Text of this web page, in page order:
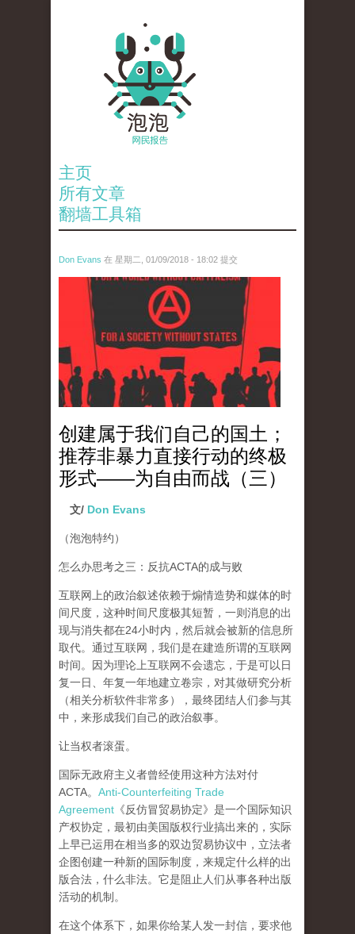
主页
所有文章
翻墙工具箱
Don Evans 在 星期二, 01/09/2018 - 18:02 提交
wechatimg875.jpeg
创建属于我们自己的国土；
推荐非暴力直接行动的终极
形式——为自由而战（三）
文/ Don Evans
（泡泡特约）
怎么办思考之三：反抗ACTA的成与败
互联网上的政治叙述依赖于煽情造势和媒体的时
间尺度，这种时间尺度极其短暂，一则消息的出
现与消失都在24小时内，然后就会被新的信息所
取代。通过互联网，我们是在建造所谓的互联网
时间。因为理论上互联网不会遗忘，于是可以日
复一日、年复一年地建立卷宗，对其做研究分析
（相关分析软件非常多）， 最终团结人们参与其
中，来形成我们自己的政治叙事。
让当权者滚蛋。
国际无政府主义者曾经使用这种方法对付
ACTA。 Anti-Counterfeiting Trade
Agreement 《反仿冒贸易协定》是一个国际知识
产权协定，最初由美国版权行业搞出来的，实际
上早已运用在相当多的双边贸易协议中，立法者
企图创建一种新的国际制度，来规定什么样的出
版合法，什么非法。它是阻止人们从事各种出版
活动的机制。
在这个体系下，如果你给某人发一封信，要求他